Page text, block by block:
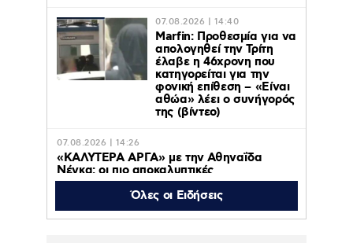
07.08.2026 | 14:40
Marfin: Προθεσμία για να
απολογηθεί την Τρίτη
έλαβε η 46χρονη που
κατηγορείται για την
φονική επίθεση – «Είναι
αθώα» λέει ο συνήγορός
της (βίντεο)
07.08.2026 | 14:26
«ΚΑΛΥΤΕΡΑ ΑΡΓΑ» με την Αθηναΐδα
Νέγκα: οι πιο αποκαλυπτικές
μεταμεσονύχτιες συνεντεύξεις
επιστρέφουν στο ACTION 24
Όλες οι Ειδήσεις